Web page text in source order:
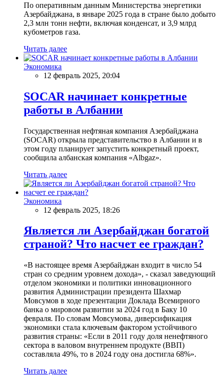
По оперативным данным Министерства энергетики
Азербайджана, в январе 2025 года в стране было добыто
2,3 млн тонн нефти, включая конденсат, и 3,9 млрд
кубометров газа.
Читать далее
Экономика
12 февраль 2025, 20:04
SOCAR начинает конкретные
работы в Албании
Государственная нефтяная компания Азербайджана
(SOCAR) открыла представительство в Албании и в
этом году планирует запустить конкретный проект,
сообщила албанская компания «Albgaz».
Читать далее
Экономика
12 февраль 2025, 18:26
Является ли Азербайджан богатой
страной? Что насчет ее граждан?
«В настоящее время Азербайджан входит в число 54
стран со средним уровнем дохода», - сказал заведующий
отделом экономики и политики инновационного
развития Администрации президента Шахмар
Мовсумов в ходе презентации Доклада Всемирного
банка о мировом развитии за 2024 год в Баку 10
февраля. По словам Мовсумова, диверсификация
экономики стала ключевым фактором устойчивого
развития страны: «Если в 2011 году доля ненефтяного
сектора в валовом внутреннем продукте (ВВП)
составляла 49%, то в 2024 году она достигла 68%».
Читать далее